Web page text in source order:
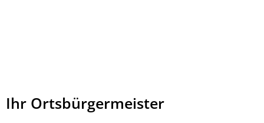
Ihr Ortsbürgermeister